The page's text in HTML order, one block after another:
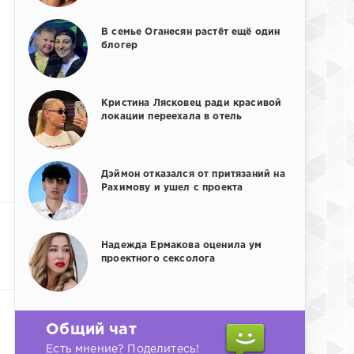
В семье Оганесян растёт ещё один
блогер
Кристина Лясковец ради красивой
локации переехала в отель
Дэймон отказался от притязаний на
Рахимову и ушел с проекта
Надежда Ермакова оценила ум
проектного сексолога
Общий чат
Есть мнение? Поделитесь!